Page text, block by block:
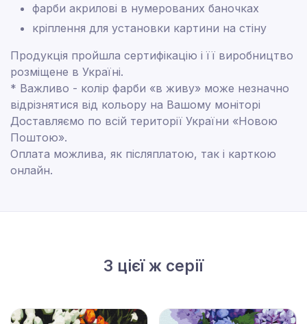
фарби акрилові в нумерованих баночках
кріплення для установки картини на стіну
Продукція пройшла сертифікацію і її виробництво
розміщене в Україні.
* Важливо - колір фарби «в живу» може незначно
відрізнятися від кольору на Вашому моніторі
Доставляємо по всій території України «Новою
Поштою».
Оплата можлива, як післяплатою, так і карткою
онлайн.
З цієї ж серії